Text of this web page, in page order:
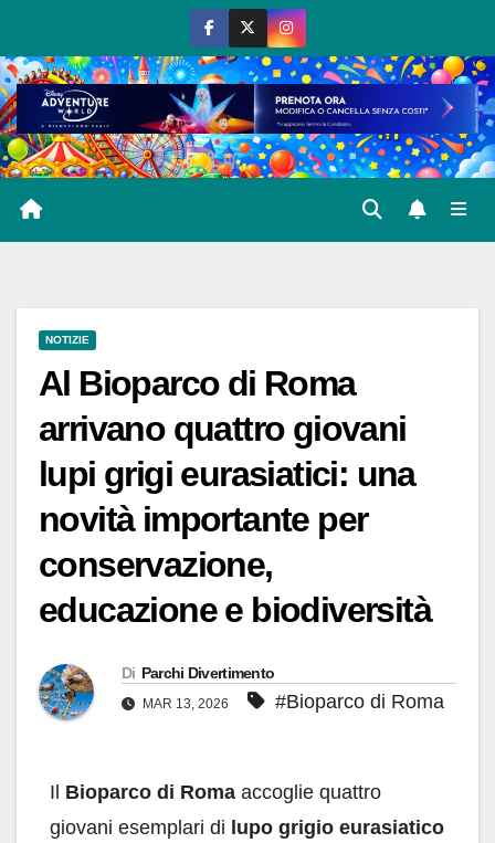
al
contenuto
NOTIZIE
Al Bioparco di Roma
arrivano quattro giovani
lupi grigi eurasiatici: una
novità importante per
conservazione,
educazione e biodiversità
Di Parchi Divertimento
MAR 13, 2026 #Bioparco di Roma
Il Bioparco di Roma accoglie quattro
giovani esemplari di lupo grigio eurasiatico